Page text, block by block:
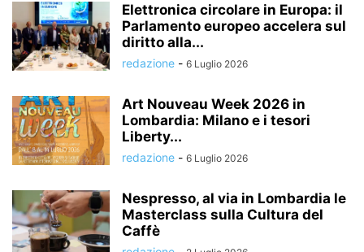
Elettronica circolare in Europa: il
Parlamento europeo accelera sul
diritto alla...
redazione - 6 Luglio 2026
Art Nouveau Week 2026 in
Lombardia: Milano e i tesori
Liberty...
redazione - 6 Luglio 2026
Nespresso, al via in Lombardia le
Masterclass sulla Cultura del
Caffè